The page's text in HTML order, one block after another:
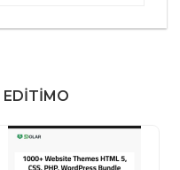
EDITIMO